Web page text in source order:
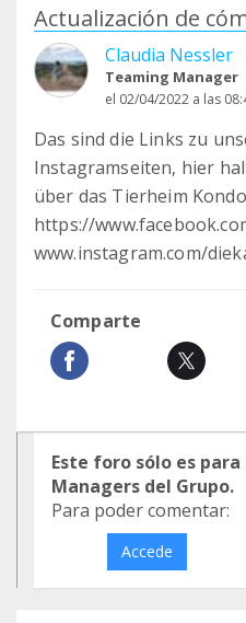
Actualización de
Claudia Nessler
Teaming Manager
el 02/04/2022 a las
Das sind die Links zu
Instagramseiten, hier
über das Tierheim
https://
www.instagram.com/
Comparte
Este foro sólo es
Managers del Grupo.
Para poder comentar:
Accede